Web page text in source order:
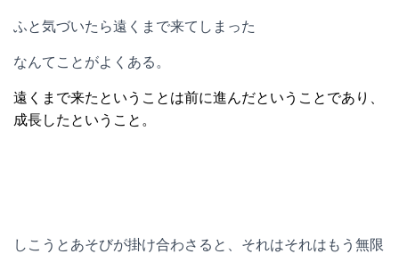
ふと気づいたら遠くまで来てしまった
なんてことがよくある。
遠くまで来たということは前に進んだということであり、
成長したということ。
しこうとあそびが掛け合わさると、それはそれはもう無限